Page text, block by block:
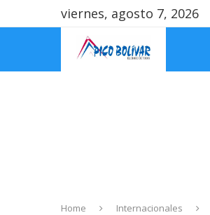
viernes, agosto 7, 2026
Home Internacionales